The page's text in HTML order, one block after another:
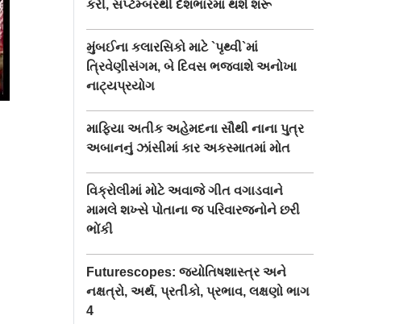
કરી, સપ્ટેમ્બરથી દેશભારમાં થશે શરૂ
મુંબઈના કલારસિકો માટે `પૃથ્વી`માં
ત્રિવેણીસંગમ, બે દિવસ ભજવાશે અનોખા
નાટ્યપ્રયોગ
માફિયા અતીક અહેમદના સૌથી નાના પુત્ર
અબાનનું ઝાંસીમાં કાર અકસ્માતમાં મોત
વિક્રોલીમાં મોટે અવાજે ગીત વગાડવાને
મામલે શખ્સે પોતાના જ પરિવારજનોને છરી
ભોંકી
Futurescopes: જ્યોતિષશાસ્ત્ર અને
નક્ષત્રો, અર્થ, પ્રતીકો, પ્રભાવ, લક્ષણો ભાગ
4